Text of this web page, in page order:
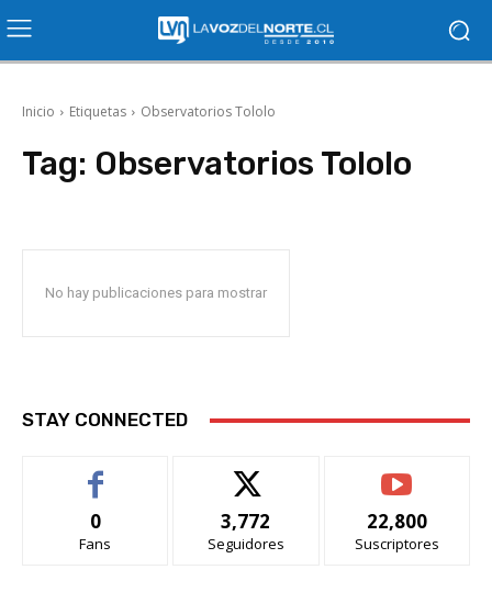
Inicio Etiquetas Observatorios Tololo
Tag: Observatorios Tololo
No hay publicaciones para mostrar
STAY CONNECTED
0
Fans
3,772
Seguidores
22,800
Suscriptores